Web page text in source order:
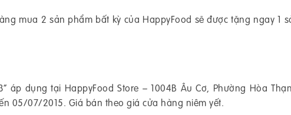
mua 2 sản phẩm bất kỳ của HappyFood sẽ được tặng ngay 1
áp dụng tại HappyFood Store – 1004B Âu Cơ, Phường Hòa
05/07/2015. Giá bán theo giá cửa hàng niêm yết.